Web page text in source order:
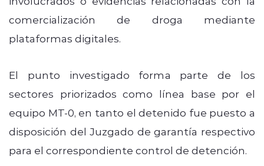
comercialización de droga mediante
plataformas digitales.
El punto investigado forma parte de los
sectores priorizados como línea base por el
equipo MT-0, en tanto el detenido fue puesto a
disposición del Juzgado de garantía respectivo
para el correspondiente control de detención.